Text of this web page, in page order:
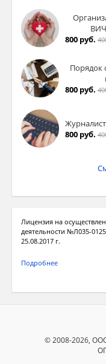
800 руб.
Порядок
800 руб.
800 руб.
Лицензия на
деятельности №Л035-
25.08.2017 г.
Подробнее
© 2008-2026,